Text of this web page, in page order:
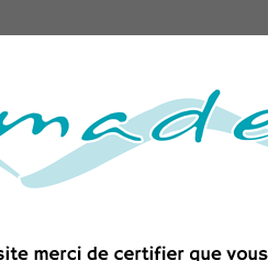
et consommables